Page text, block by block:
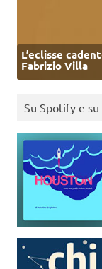
L’eclisse
Fabrizio Villa
Su Spotify e